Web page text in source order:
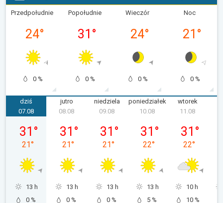
Przedpołudnie
24°
0 %
Popołudnie
31 °
0 %
Wieczór
24°
0 %
Noc
21 °
0 %
dziś
piątek, 07.08
07.08
31 °
21°
13 h
0 %
jutro
08.08
31 °
21°
13 h
0 %
niedziela
09.08
31 °
21°
13 h
0 %
poniedziałek
10.08
31 °
22°
13 h
5 %
wtorek
11.08
31 °
22°
10 h
10 %